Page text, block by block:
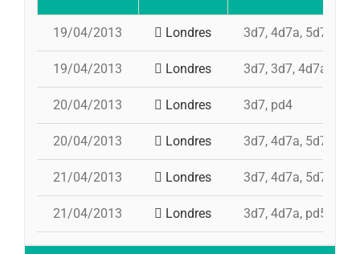
19/04/2013 Londres 3d7, 4d7a, 5d7, td7,
19/04/2013 Londres 3d7, 3d7, 4d7a,
20/04/2013 Londres 3d7, pd4
20/04/2013 Londres 3d7, 4d7a, 5d7, td7,
21/04/2013 Londres 3d7, 4d7a, 5d7,
21/04/2013 Londres 3d7, 4d7a,